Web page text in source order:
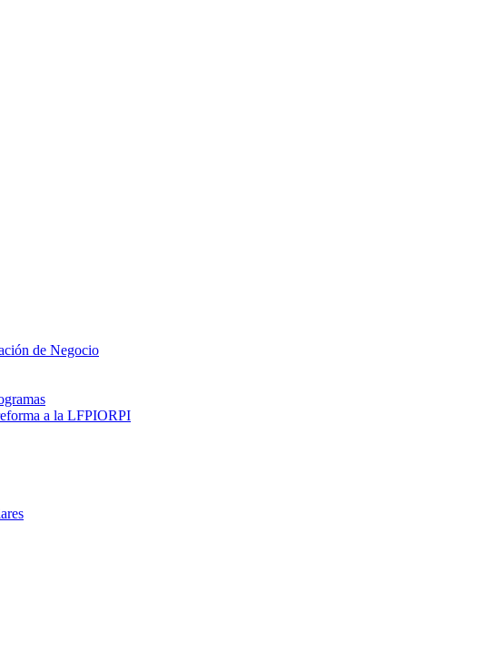
de Negocio
a la LFPIORPI